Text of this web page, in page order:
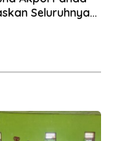
Seluruhnya